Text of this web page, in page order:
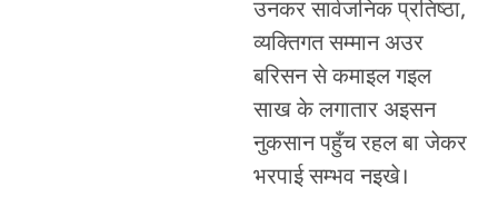
उनकर सार्वजनिक प्रतिष्ठा,
व्यक्तिगत सम्मान अउर
बरिसन से कमाइल गइल
साख के लगातार अइसन
नुकसान पहुँच रहल बा जेकर
भरपाई सम्भव नइखे।